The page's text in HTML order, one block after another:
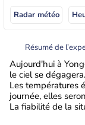
Radar météo
Résumé de
Aujourd'hui à
le ciel se dégagera.
Les températures
journée, elles
La fiabilité de la